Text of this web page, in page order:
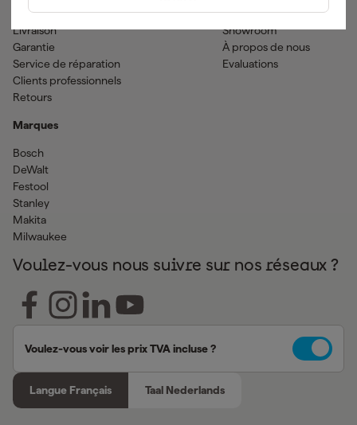
Méthodes de paiement
Livraison
Garantie
Service de réparation
Clients professionnels
Retours
Marques
Bosch
DeWalt
Festool
Stanley
Makita
Milwaukee
Actualites
Showroom
À propos de nous
Evaluations
Voulez-vous nous suivre sur nos réseaux ?
Voulez-vous voir les prix TVA incluse ?
Langue Français Taal Nederlands